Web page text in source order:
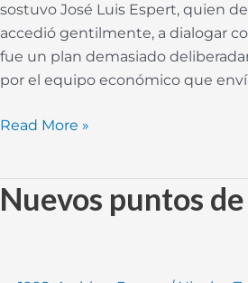
sostuvo José Luis Espert, quien
accedió gentilmente, a dialogar
fue un plan demasiado
por el equipo económico que
caída
de
estos
planes
Read More »
Nuevos puntos
Nuevos
puntos